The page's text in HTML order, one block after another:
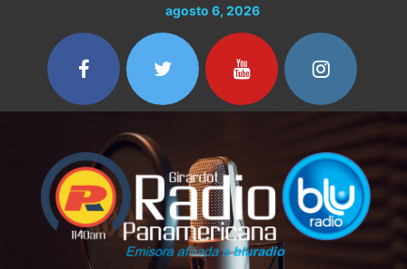
contenido
agosto 6, 2026